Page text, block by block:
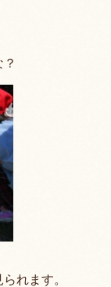
れます。